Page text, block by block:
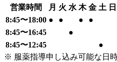
営業時間
月 火 水 木 金 土 日
8:45〜18:00 ● ● ●
●
8:45〜16:45
●
8:45〜12:45
●
※ 服薬指導申し込み可能な日